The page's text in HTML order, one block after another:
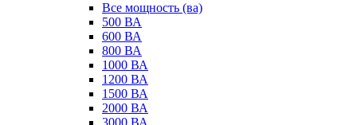
Все мощность (ва)
500 ВА
600 ВА
800 ВА
1000 ВА
1200 ВА
1500 ВА
2000 ВА
3000 ВА